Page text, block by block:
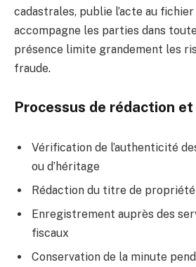
cadastrales, publie l’acte au
accompagne les parties dans
présence limite grandement les
fraude.
Processus de rédaction
Vérification de l’authenticité
ou d’héritage
Rédaction du titre de propriété
Enregistrement auprès des
fiscaux
Conservation de la minute